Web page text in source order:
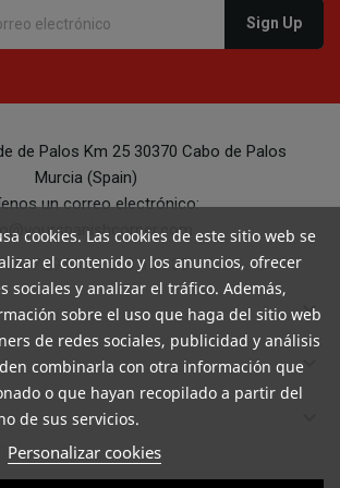
de Palos Km 25 30370 Cabo de Palos
Murcia (Spain)
un correo electrónico:
647 29 98 21 de 9 a 14:30
keyboard_arrow_down
keyboard_arrow_down
cookies. Las cookies de este sitio web se
el contenido y los anuncios, ofrecer
sociales y analizar el tráfico. Además,
sobre el uso que haga del sitio web
de redes sociales, publicidad y análisis
combinarla con otra información que
o que hayan recopilado a partir del
de sus servicios.
Personalizar cookies